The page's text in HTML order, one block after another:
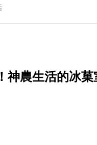
神農生活的冰